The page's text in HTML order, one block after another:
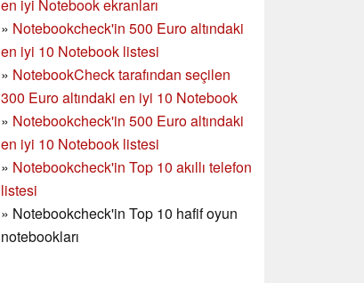
en iyi Notebook ekranları
» Notebookcheck'in 500 Euro altındaki
en iyi 10 Notebook listesi
» NotebookCheck tarafından seçilen
300 Euro altındaki en iyi 10 Notebook
» Notebookcheck'in 500 Euro altındaki
en iyi 10 Notebook listesi
» Notebookcheck'in Top 10 akıllı telefon
listesi
» Notebookcheck'in Top 10 hafif oyun
notebookları